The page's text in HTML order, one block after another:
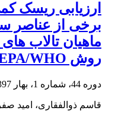
ارزیابی ریسک
ماهیان تالاب
روش EPA/WHO
دوره 44، شماره 1، بهار 1397، صفحه
قاسم ذوالفقاری، امید